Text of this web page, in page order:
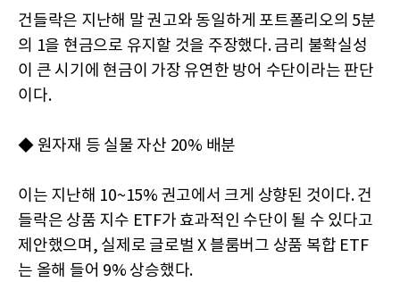
건들락은 지난해 말 권고와 동일하게 포트폴리오의 5분
의 1을 현금으로 유지할 것을 주장했다. 금리 불확실성
이 큰 시기에 현금이 가장 유연한 방어 수단이라는 판단
이다.
◆ 원자재 등 실물 자산 20% 배분
이는 지난해 10~15% 권고에서 크게 상향된 것이다. 건
들락은 상품 지수 ETF가 효과적인 수단이 될 수 있다고
제안했으며, 실제로 글로벌 X 블룸버그 상품 복합 ETF
는 올해 들어 9% 상승했다.